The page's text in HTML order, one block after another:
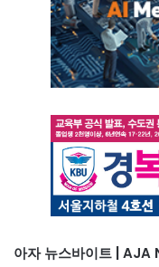
아자 뉴스바이트 |